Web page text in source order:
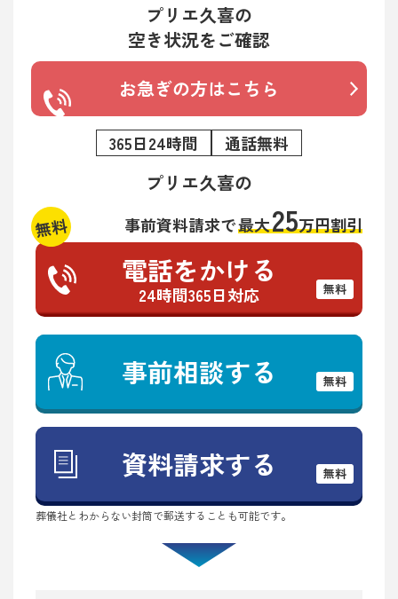
プリエ久喜の
空き状況をご確認
お急ぎの方はこちら
365日24時間 通話無料
プリエ久喜の
無料 事前資料請求で最大25万円割引
電話をかける
24時間365日対応 無料
事前相談する 無料
資料請求する 無料
葬儀社とわからない封筒で郵送することも可能です。